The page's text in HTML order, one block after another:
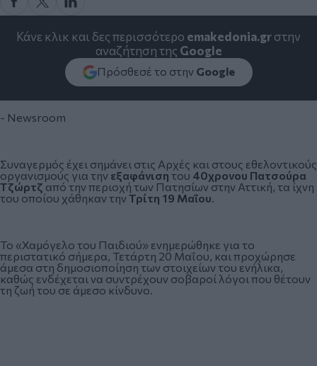
Κάνε κλικ και δες περισσότερο emakedonia.grστην
αναζήτηση της Google
Πρόσθεσέ το στην Google
- Newsroom
Συναγερμός έχει σημάνει στις Αρχές και στους εθελοντικούς
οργανισμούς για την εξαφάνιση του 40χρονου Πατσούρα
Τζώρτζ από την περιοχή των Πατησίων στην Αττική, τα ίχνη
του οποίου χάθηκαν την Τρίτη 19 Μαΐου.
Το «Χαμόγελο του Παιδιού» ενημερώθηκε για το
περιστατικό σήμερα, Τετάρτη 20 Μαΐου, και προχώρησε
άμεσα στη δημοσιοποίηση των στοιχείων του ενήλικα,
καθώς ενδέχεται να συντρέχουν σοβαροί λόγοι που θέτουν
τη ζωή του σε άμεσο κίνδυνο.